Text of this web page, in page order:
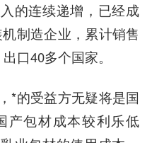
的连续递增，已经成
制造企业，累计销售
口40多个国家。
*的受益方无疑将是国
产包材成本较利乐低